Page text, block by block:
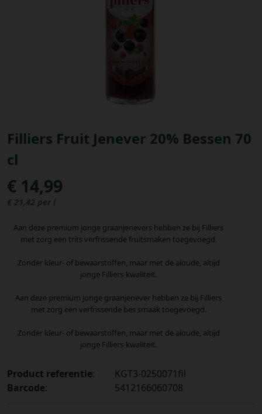
Filliers Fruit Jenever 20% Bessen 70
cl
€ 14,99
€ 21,42 per l
Aan deze premium jonge graanjenevers hebben ze bij Filliers
met zorg een trits verfrissende fruitsmaken toegevoegd.
Zonder kleur- of bewaarstoffen, maar met de aloude, altijd
jonge Filliers-kwaliteit.
Aan deze premium jonge graanjenever hebben ze bij Filliers
met zorg een verfrissende bes smaak toegevoegd.
Zonder kleur- of bewaarstoffen, maar met de aloude, altijd
jonge Filliers-kwaliteit.
Product referentie:
KGT3-0250071fil
Barcode: 5412166060708